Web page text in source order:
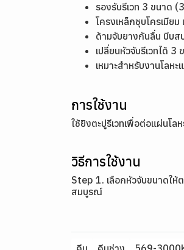
รองรับรีเวท 3 ขนาด
โครงเหล็กชุบโครเมีย
ด้ามจับยางกันลื่น บีบส
เปลี่ยนหัวจับรีเวทได้ 3
เหมาะสำหรับงานโลห
การใช้งาน
ใช้ยิงตะปูรีเวทเพื่อต่อแผ่นโ
วิธีการใช้งาน
Step 1. เลือกหัวจับขนาดให้
สมบูรณ์